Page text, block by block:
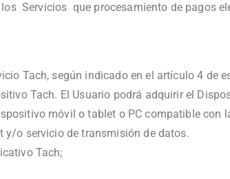
Servicios que procesamiento de pagos
Tach, según indicado en el artículo 4 de
Tach. El Usuario podrá adquirir el
móvil o tablet o PC compatible con
y/o servicio de transmisión de datos.
Tach;